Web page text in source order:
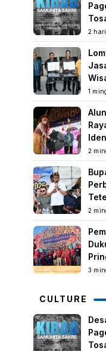
2
1
2
2
3
CULTURE